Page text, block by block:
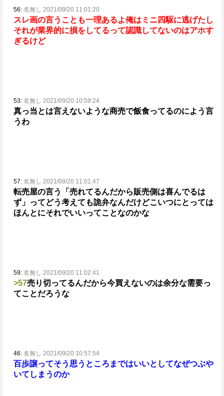
56: 名無し 2021/09/20 11:01:20
スレ画の言うことも一理あるよ俺はミニ四駆に逃げたし
それが業界的に損をしてるって認識してないのはアホす
ぎるけど
53: 名無し 2021/09/20 10:59:24
真っ当とは言えないような商売で飯食ってるのによう言
うわ
57: 名無し 2021/09/20 11:01:47
転売屋の言う「売れてるんだから販売側は喜んでるは
ず」ってどう考えても詭弁なんだけどこいつにとっては
ほんとにそれでいいってことなのかな
59: 名無し 2021/09/20 11:02:41
>57売り切ってるんだから今買えないのは余分な需要っ
てことだろうな
46: 名無し 2021/09/20 10:57:54
百歩譲ってそう思うところまではいいとしてなぜつぶや
いてしまうのか